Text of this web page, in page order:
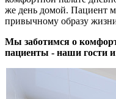
же день домой. Пациент
привычному образу
Мы заботимся о
пациенты - наши гости